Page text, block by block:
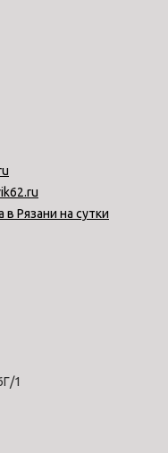
Рязани на сутки
1